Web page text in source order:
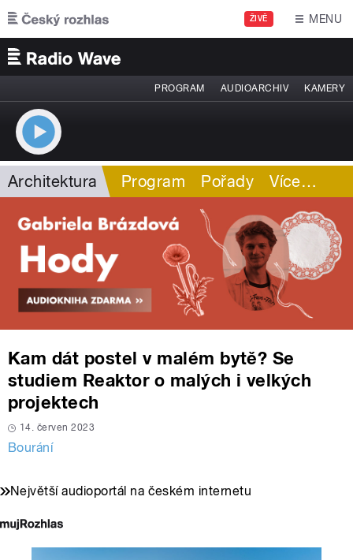
Přejít k hlavnímu obsahu
ŽIVĚ MENU
PROGRAM AUDIOARCHIV KAMERY
Architektura Program Pořady Více…
Kam dát postel v malém bytě? Se
studiem Reaktor o malých i velkých
projektech
14. červen 2023
Bourání
Největší audioportál na českém internetu